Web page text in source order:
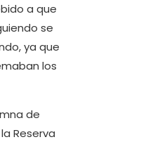
a que
se
ya que
los
de
Reserva